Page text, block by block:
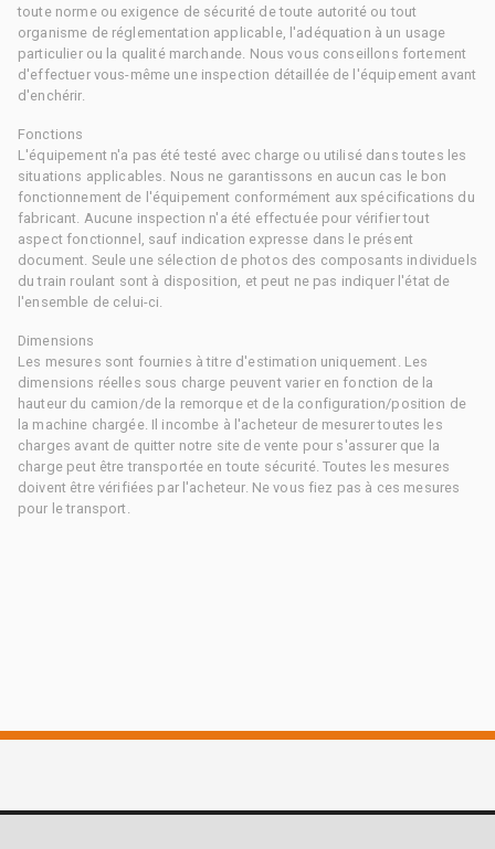
toute norme ou exigence de sécurité de toute autorité ou tout
organisme de réglementation applicable, l'adéquation à un usage
particulier ou la qualité marchande. Nous vous conseillons fortement
d'effectuer vous-même une inspection détaillée de l'équipement avant
d'enchérir.
Fonctions
L'équipement n'a pas été testé avec charge ou utilisé dans toutes les
situations applicables. Nous ne garantissons en aucun cas le bon
fonctionnement de l'équipement conformément aux spécifications du
fabricant. Aucune inspection n'a été effectuée pour vérifier tout
aspect fonctionnel, sauf indication expresse dans le présent
document. Seule une sélection de photos des composants individuels
du train roulant sont à disposition, et peut ne pas indiquer l'état de
l'ensemble de celui-ci.
Dimensions
Les mesures sont fournies à titre d'estimation uniquement. Les
dimensions réelles sous charge peuvent varier en fonction de la
hauteur du camion/de la remorque et de la configuration/position de
la machine chargée. Il incombe à l'acheteur de mesurer toutes les
charges avant de quitter notre site de vente pour s'assurer que la
charge peut être transportée en toute sécurité. Toutes les mesures
doivent être vérifiées par l'acheteur. Ne vous fiez pas à ces mesures
pour le transport.